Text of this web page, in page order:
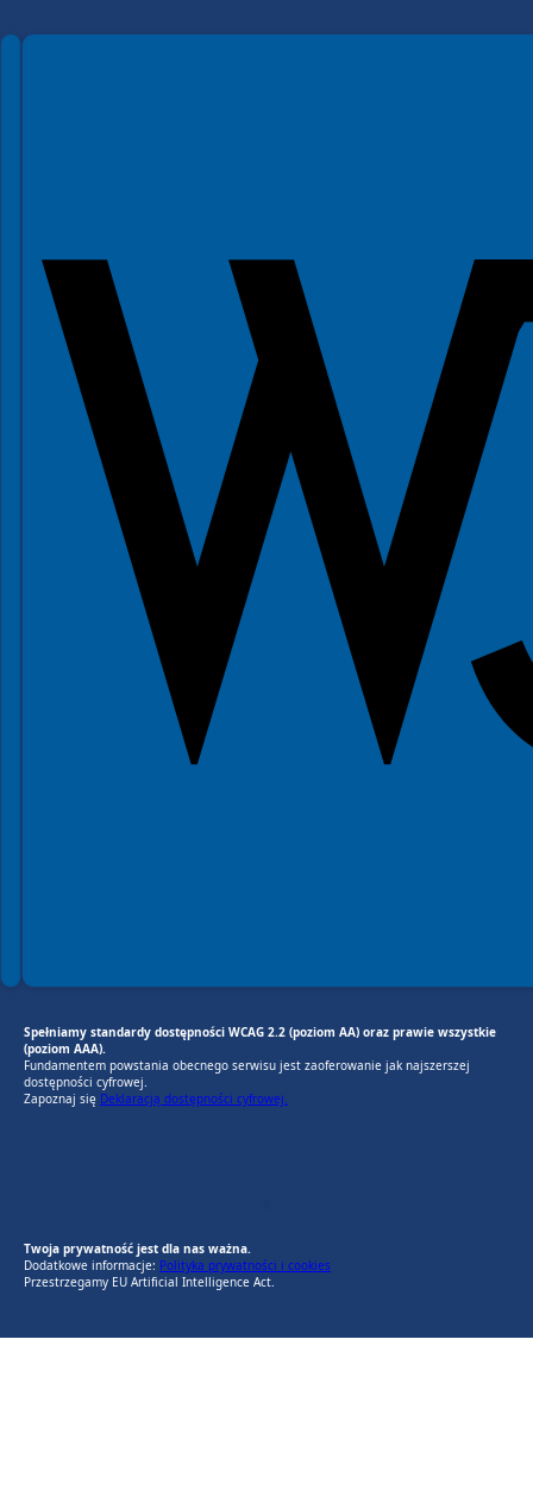
Spełniamy standardy WCAG 2.2
Spełniamy standardy W3C
Spełniamy standardy dostępności WCAG 2.2 (poziom AA) oraz prawie wszystkie
(poziom AAA).
Fundamentem powstania obecnego serwisu jest zaoferowanie jak najszerszej
dostępności cyfrowej.
Zapoznaj się Deklaracją dostępności cyfrowej.
Twoja prywatność jest dla nas ważna.
Dodatkowe informacje: Polityka prywatności i cookies
Przestrzegamy EU Artificial Intelligence Act.